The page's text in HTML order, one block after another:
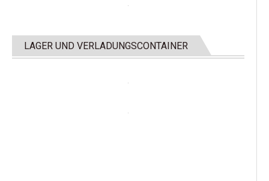
LAGER UND VERLADUNGSCONTAINER